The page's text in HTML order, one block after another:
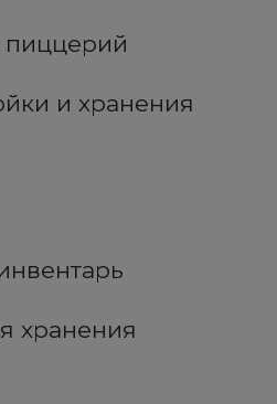
пиццерий
и хранения
хранения